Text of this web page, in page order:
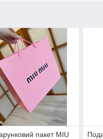
пакет MIU